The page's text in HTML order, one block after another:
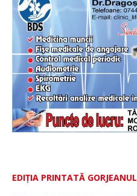
EDIȚIA PRINTATĂ GORJEANUL